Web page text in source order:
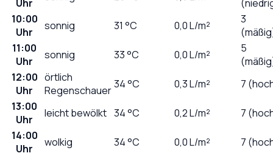
Uhr
10:00
Uhr
sonnig 31 °C 0,0L/m²
3
11:00
Uhr
sonnig 33°C 0,0L/m²
5
12:00
Uhr
örtlich
Regenschauer34°C 0,3L/m²
7
13:00
Uhr
leicht bewölkt 34°C 0,2L/m²
7
14:00
Uhr
wolkig 34°C 0,0L/m²
7